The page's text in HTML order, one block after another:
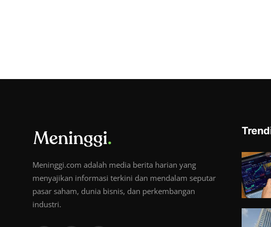
Meninggi.com adalah media berita harian yang
menyajikan informasi terkini dan mendalam seputar
pasar saham, dunia bisnis, dan perkembangan
industri.